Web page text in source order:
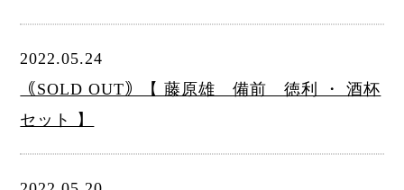
2022.05.24
｟SOLD OUT｠【 藤原雄 備前 徳利 ・ 酒杯
セット 】